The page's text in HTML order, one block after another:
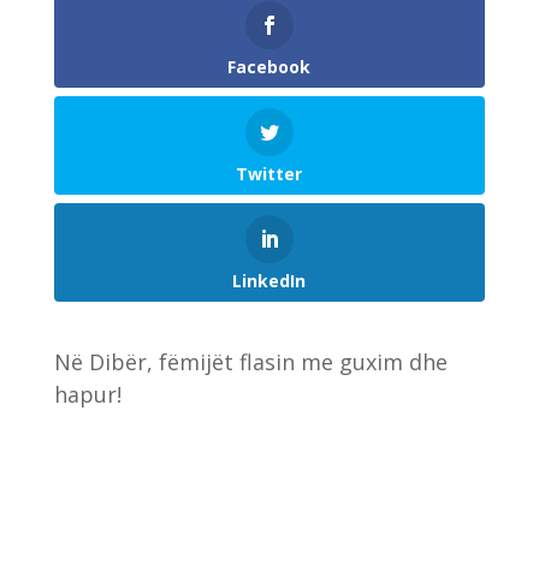
Facebook
Twitter
LinkedIn
Në Dibër, fëmijët flasin me guxim dhe
hapur!